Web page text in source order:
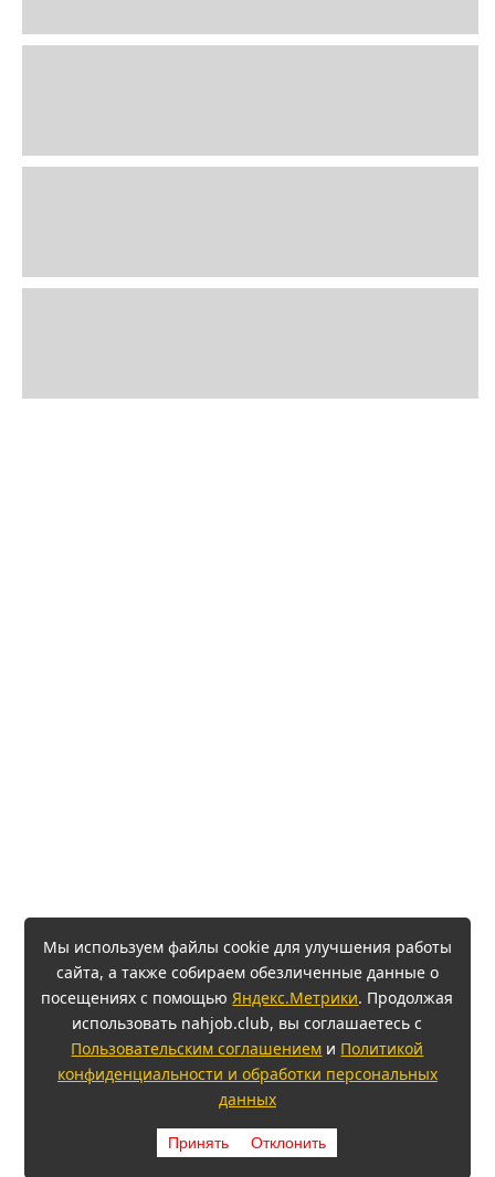
Мы используем файлы cookie для улучшения работы
сайта, а также собираем обезличенные данные о
посещениях с помощьюЯндекс.Метрики. Продолжая
использовать nahjob.club, вы соглашаетесь с
Пользовательским соглашением и Политикой
конфиденциальности и обработки персональных
данных
Принять Отклонить